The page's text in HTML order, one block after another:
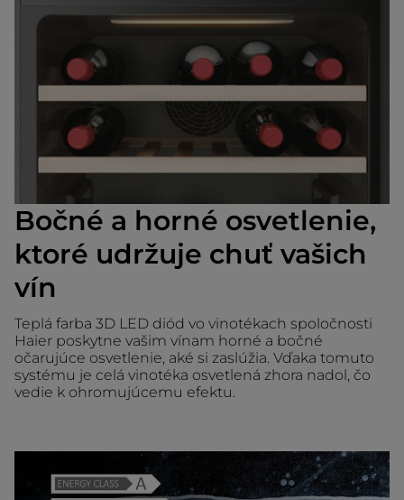
Bočné a horné osvetlenie,
ktoré udržuje chuť vašich
vín
Teplá farba 3D LED diód vo vinotékach spoločnosti
Haier poskytne vašim vínam horné a bočné
očarujúce osvetlenie, aké si zaslúžia. Vďaka tomuto
systému je celá vinotéka osvetlená zhora nadol, čo
vedie k ohromujúcemu efektu.